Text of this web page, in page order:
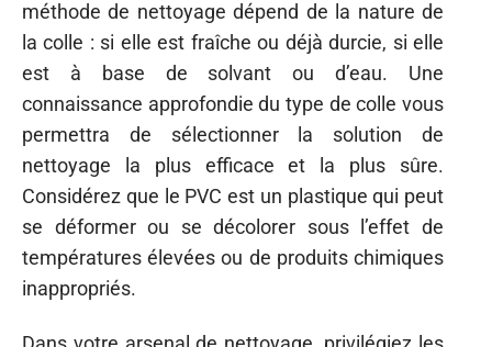
méthode de nettoyage dépend de la nature de
la colle : si elle est fraîche ou déjà durcie, si elle
est à base de solvant ou d’eau. Une
connaissance approfondie du type de colle vous
permettra de sélectionner la solution de
nettoyage la plus efficace et la plus sûre.
Considérez que le PVC est un plastique qui peut
se déformer ou se décolorer sous l’effet de
températures élevées ou de produits chimiques
inappropriés.